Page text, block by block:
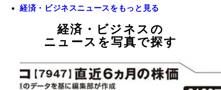
経済・ビジネスニュースをもっと見る
経済・ビジネスの
ニュースを写真で探す